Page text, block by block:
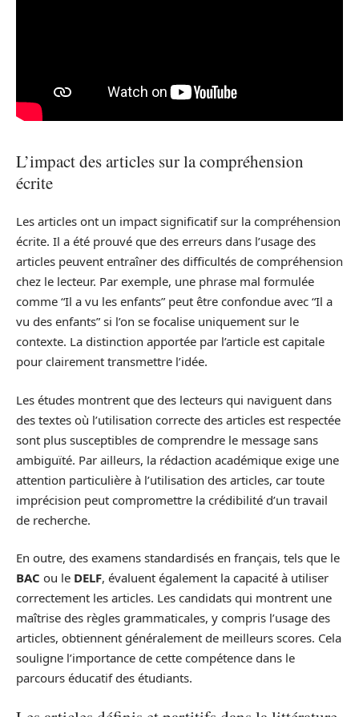
L’impact des articles sur la compréhension
écrite
Les articles ont un impact significatif sur la compréhension
écrite. Il a été prouvé que des erreurs dans l’usage des
articles peuvent entraîner des difficultés de compréhension
chez le lecteur. Par exemple, une phrase mal formulée
comme “Il a vu les enfants” peut être confondue avec “Il a
vu des enfants” si l’on se focalise uniquement sur le
contexte. La distinction apportée par l’article est capitale
pour clairement transmettre l’idée.
Les études montrent que des lecteurs qui naviguent dans
des textes où l’utilisation correcte des articles est respectée
sont plus susceptibles de comprendre le message sans
ambiguïté. Par ailleurs, la rédaction académique exige une
attention particulière à l’utilisation des articles, car toute
imprécision peut compromettre la crédibilité d’un travail
de recherche.
En outre, des examens standardisés en français, tels que le
BAC ou le DELF, évaluent également la capacité à utiliser
correctement les articles. Les candidats qui montrent une
maîtrise des règles grammaticales, y compris l’usage des
articles, obtiennent généralement de meilleurs scores. Cela
souligne l’importance de cette compétence dans le
parcours éducatif des étudiants.